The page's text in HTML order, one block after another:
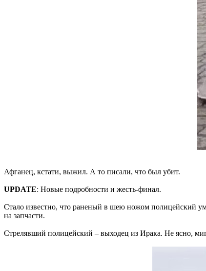
Афганец, кстати, выжил. А то писали, что был убит.
UPDATE: Новые подробности и жесть-финал.
Стало известно, что раненый в шею ножом полицейский
на запчасти.
Стрелявший полицейский – выходец из Ирака. Не ясно,